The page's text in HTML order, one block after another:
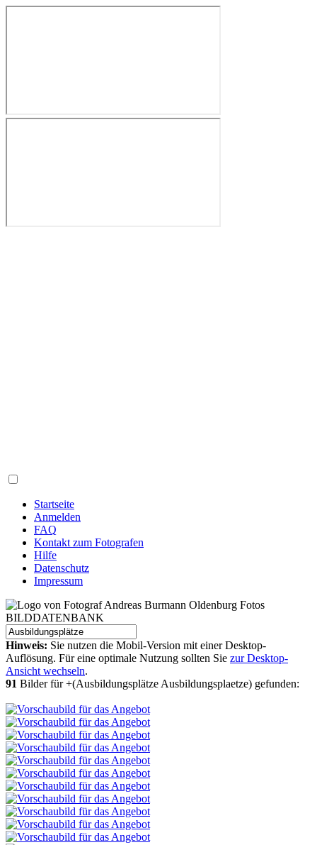
Startseite
Anmelden
FAQ
Kontakt zum Fotografen
Hilfe
Datenschutz
Impressum
Hinweis: Sie nutzen die Mobil-Version mit einer Desktop-
Auflösung. Für eine optimale Nutzung sollten Sie zur Desktop-
Ansicht wechseln.
91 Bilder für +(Ausbildungsplätze Ausbildungsplaetze) gefunden: